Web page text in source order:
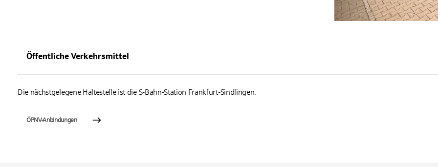
Öffentliche Verkehrsmittel
Die nächstgelegene Haltestelle ist die S-Bahn-Station Frankfurt-Sindlingen.
ÖPNV-Anbindungen